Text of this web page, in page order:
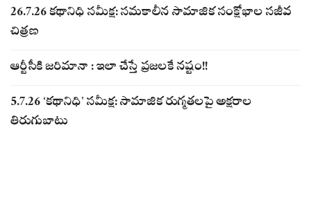
26.7.26 కథానిధి సమీక్ష: సమకాలీన సామాజిక సంక్షోభాల సజీవ
చిత్రణ
ఆర్టీసీకి జరిమానా : ఇలా చేస్తే ప్రజలకే నష్టం!!
5.7.26 ‘కథానిధి’ సమీక్ష: సామాజిక రుగ్మతలపై అక్షరాల
తిరుగుబాటు